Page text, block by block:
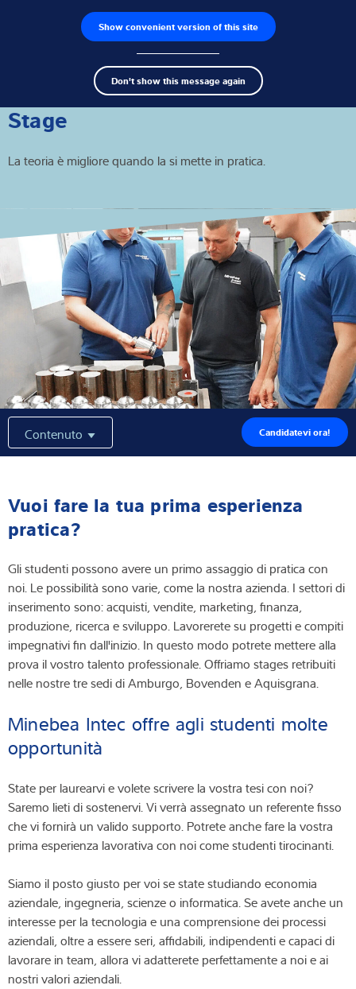
Show convenient version of this site
Don't show this message again
Ricerca dei prodotti Lavoro
Search
term
Terminali di pesatura
Soluzioni su misura
Assistenza tecnica
Soluzioni industriali
Competenza e conoscenza
Chi siamo
Stage
La teoria è migliore quando la si mette in pratica.
Contenuto Candidatevi ora!
Vuoi fare la tua prima esperienza
pratica?
Gli studenti possono avere un primo assaggio di pratica con
noi. Le possibilità sono varie, come la nostra azienda. I settori di
inserimento sono: acquisti, vendite, marketing, finanza,
produzione, ricerca e sviluppo. Lavorerete su progetti e compiti
impegnativi fin dall'inizio. In questo modo potrete mettere alla
prova il vostro talento professionale. Offriamo stages retribuiti
nelle nostre tre sedi di Amburgo, Bovenden e Aquisgrana.
Minebea Intec offre agli studenti molte
opportunità
State per laurearvi e volete scrivere la vostra tesi con noi?
Saremo lieti di sostenervi. Vi verrà assegnato un referente fisso
che vi fornirà un valido supporto. Potrete anche fare la vostra
prima esperienza lavorativa con noi come studenti tirocinanti.
Siamo il posto giusto per voi se state studiando economia
aziendale, ingegneria, scienze o informatica. Se avete anche un
interesse per la tecnologia e una comprensione dei processi
aziendali, oltre a essere seri, affidabili, indipendenti e capaci di
lavorare in team, allora vi adatterete perfettamente a noi e ai
nostri valori aziendali.